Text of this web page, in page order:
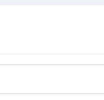
هو الكود النهائي للإطلاع